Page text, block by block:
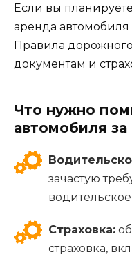
Если вы
аренда
Правила
документам и
Что нужно
автомобиля за
зачастую
Страховка:
страховка,